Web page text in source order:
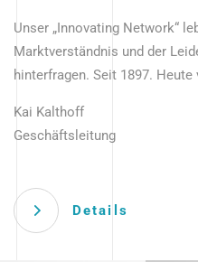
Unser „Innovating Network“
Marktverständnis und der
hinterfragen. Seit 1897. Heute
Kai Kalthoff
Geschäftsleitung
Details